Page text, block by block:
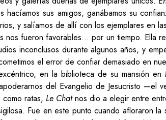
hacíamos sus amigos, ganábamos su
y salíamos de allí con los ejemplares en
nos fueron favorables… por un tiempo. Ella
inconclusos durante algunos años, y
el error de confiar demasiado en
en la biblioteca de su mansión
del Evangelio de Jesucristo —el
ratas, Le Chatnos dio a elegir entre
Fue en este punto cuando afloraron